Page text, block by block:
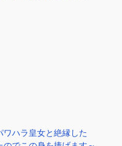
ハラ皇女と絶縁した